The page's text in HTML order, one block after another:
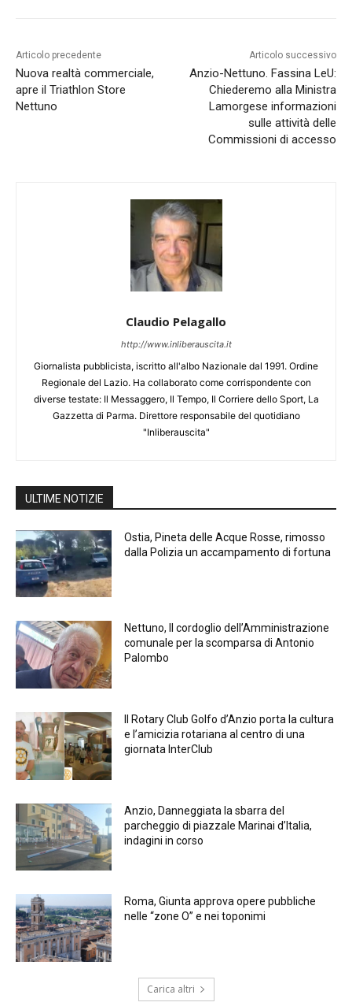
Articolo precedente
Nuova realtà commerciale,
apre il Triathlon Store
Nettuno
Articolo successivo
Anzio-Nettuno. Fassina LeU:
Chiederemo alla Ministra
Lamorgese informazioni
sulle attività delle
Commissioni di accesso
Claudio Pelagallo
http://www.inliberauscita.it
Giornalista pubblicista, iscritto all'albo Nazionale dal 1991. Ordine
Regionale del Lazio. Ha collaborato come corrispondente con
diverse testate: Il Messaggero, Il Tempo, Il Corriere dello Sport, La
Gazzetta di Parma. Direttore responsabile del quotidiano
"Inliberauscita"
ULTIME NOTIZIE
Ostia, Pineta delle Acque Rosse, rimosso
dalla Polizia un accampamento di fortuna
Nettuno, Il cordoglio dell’Amministrazione
comunale per la scomparsa di Antonio
Palombo
Il Rotary Club Golfo d’Anzio porta la cultura
e l’amicizia rotariana al centro di una
giornata InterClub
Anzio, Danneggiata la sbarra del
parcheggio di piazzale Marinai d’Italia,
indagini in corso
Roma, Giunta approva opere pubbliche
nelle “zone O” e nei toponimi
Carica altri